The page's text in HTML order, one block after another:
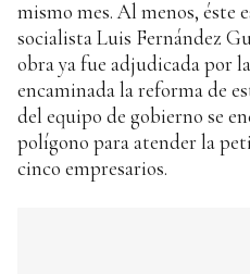
mismo mes. Al menos, éste
socialista Luis Fernández
obra ya fue adjudicada por
encaminada la reforma de
del equipo de gobierno se
polígono para atender la
cinco empresarios.